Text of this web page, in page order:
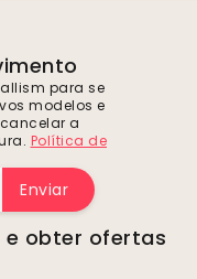
para se
modelos e
a
Política de
Enviar
e obter ofertas